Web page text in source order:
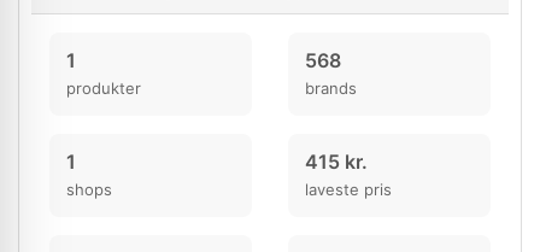
1
produkter
568
brands
1
shops
415 kr.
laveste pris